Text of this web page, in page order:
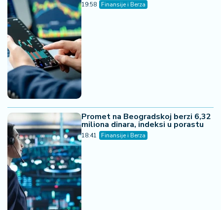
19:58 Finansije i Berza
Promet na Beogradskoj berzi 6,32
miliona dinara, indeksi u porastu
18:41 Finansije i Berza